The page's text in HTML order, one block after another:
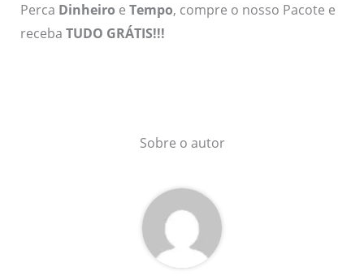
Perca Dinheiro e Tempo, compre o nosso Pacote e
receba TUDO GRÁTIS!!!
Sobre o autor